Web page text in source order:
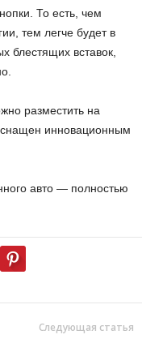
То есть, чем
тем легче будет в
блестящих вставок,
разместить на
инновационным
авто — полностью
Следующая статья